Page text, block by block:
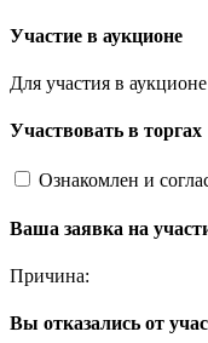
Участие в аукционе
Для участия в
Участвовать в торгах
Ознакомлен и
Ваша заявка на
Причина:
Вы отказались от